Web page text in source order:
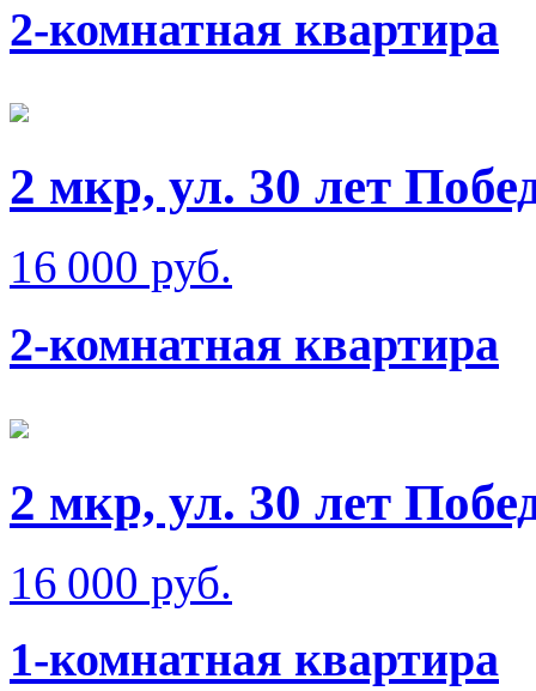
2-комнатная квартира
2 мкр, ул. 30 лет
16 000 руб.
2-комнатная квартира
2 мкр, ул. 30 лет
16 000 руб.
1-комнатная квартира